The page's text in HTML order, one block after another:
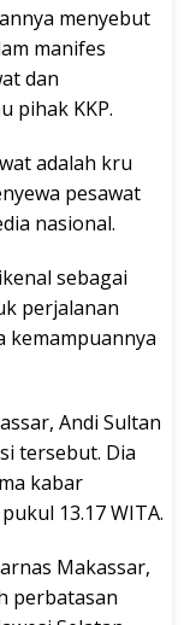
menyebut
manifes
dan
pihak KKP.
adalah kru
pesawat
nasional.
sebagai
perjalanan
kemampuannya
Andi Sultan
tersebut. Dia
kabar
13.17 WITA.
Makassar,
perbatasan